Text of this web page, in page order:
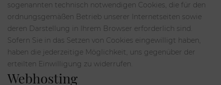
sogenannten technisch notwendigen Cookies, die für den
ordnungsgemäßen Betrieb unserer Internetseiten sowie
deren Darstellung in Ihrem Browser erforderlich sind.
Sofern Sie in das Setzen von Cookies eingewilligt haben,
haben die jederzeitige Möglichkeit, uns gegenüber der
erteilten Einwilligung zu widerrufen.
Webhosting